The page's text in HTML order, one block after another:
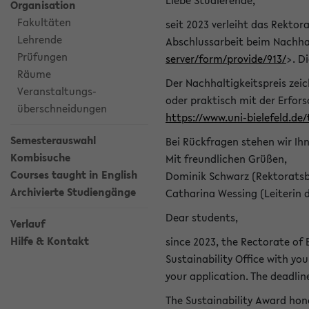
Organisation
Fakultäten
Lehrende
Prüfungen
Räume
Veranstaltungs-
überschneidungen
Semesterauswahl
Kombisuche
Courses taught in English
Archivierte Studiengänge
Verlauf
Hilfe & Kontakt
seit 2023 verleiht das
Abschlussarbeit beim
server/form/provide/913/>.
Der Nachhaltigkeitspreis
oder praktisch mit der
https://www.uni-
Bei Rückfragen stehen wir
Mit freundlichen Grüßen,
Dominik Schwarz
Catharina Wessing (Leiterin
Dear students,
since 2023, the Rectorate
Sustainability Office with
your application. The
The Sustainability Award